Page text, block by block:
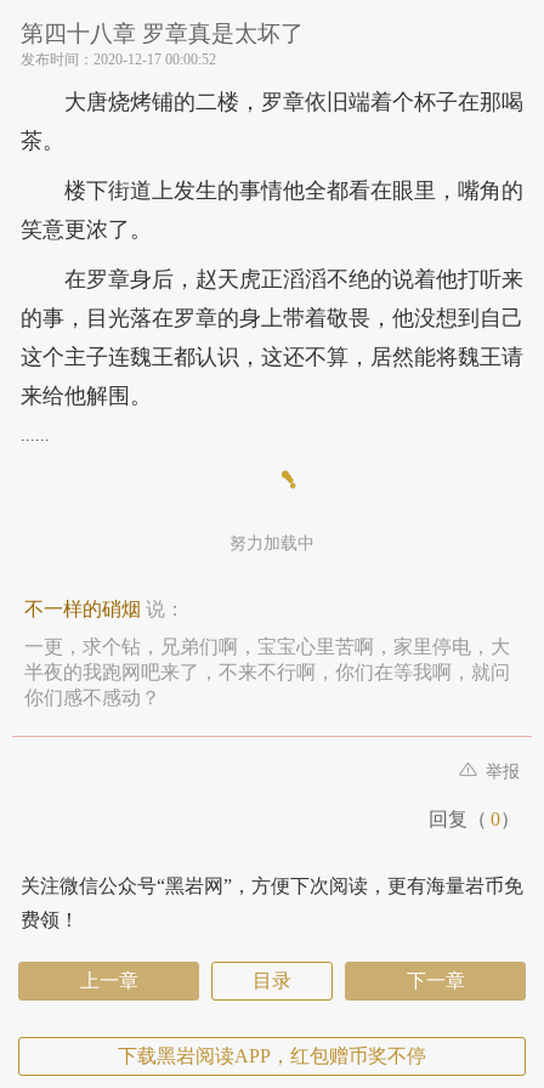
第四十八章 罗章真是太坏了
发布时间： 2020-12-17 00:00:52
大唐烧烤铺的二楼，罗章依旧端着个杯子在那喝
茶。
楼下街道上发生的事情他全都看在眼里，嘴角的
笑意更浓了。
在罗章身后，赵天虎正滔滔不绝的说着他打听来
的事，目光落在罗章的身上带着敬畏，他没想到自己
这个主子连魏王都认识，这还不算，居然能将魏王请
来给他解围。
......
努力加载中
不一样的硝烟 说：
一更，求个钻，兄弟们啊，宝宝心里苦啊，家里停电，大
半夜的我跑网吧来了，不来不行啊，你们在等我啊，就问
你们感不感动？
举报
回复（ 0）
关注微信公众号“黑岩网”，方便下次阅读，更有海量岩币免
费领！
上一章 目录 下一章
下载黑岩阅读APP，红包赠币奖不停